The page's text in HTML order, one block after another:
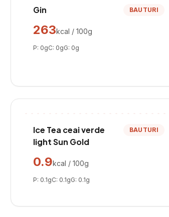
Gin BAUTURI
263kcal / 100g
P: 0gC: 0gG: 0g
Ice Tea ceai verde
light Sun Gold
BAUTURI
0.9kcal / 100g
P: 0.1gC: 0.1gG: 0.1g